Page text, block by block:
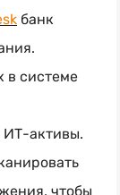
банк
в системе
ИТ-активы.
чтобы